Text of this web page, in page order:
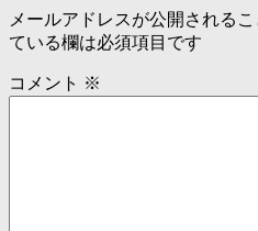
メールアドレスが公開されるこ
ている欄は必須項目です
コメント ※